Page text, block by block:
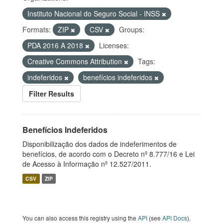
Instituto Nacional do Seguro Social - INSS
Formats:
ZIP CSV
Groups:
PDA 2016 A 2018
Licenses:
Creative Commons Attribution
Tags:
indeferidos
benefícios indeferidos
Filter Results
Benefícios Indeferidos
Disponibilização dos dados de indeferimentos de
benefícios, de acordo com o Decreto nº 8.777/16 e Lei
de Acesso à Informação nº 12.527/2011.
CSV ZIP
You can also access this registry using the API (see API Docs).